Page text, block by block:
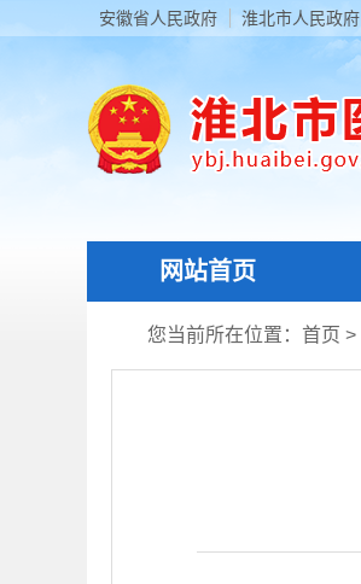
安徽省人民政府 淮北市人民政府
网站首页
您当前所在位置： 首页 >